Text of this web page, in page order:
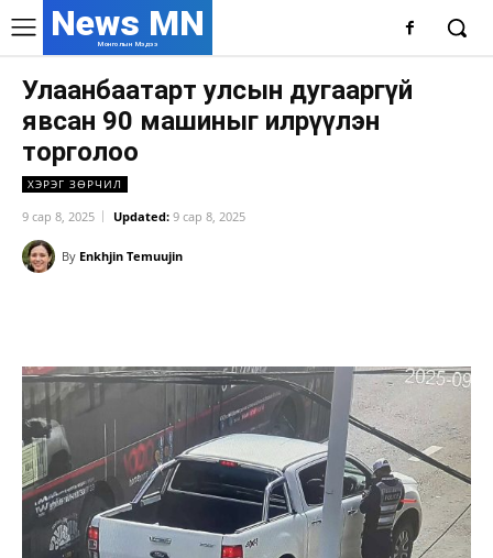
News MN
Монголын Мэдээ
Улаанбаатарт улсын дугааргүй
явсан 90 машиныг илрүүлэн
торголоо
ХЭРЭГ ЗӨРЧИЛ
9 сар 8, 2025 Updated: 9 сар 8, 2025
By Enkhjin Temuujin